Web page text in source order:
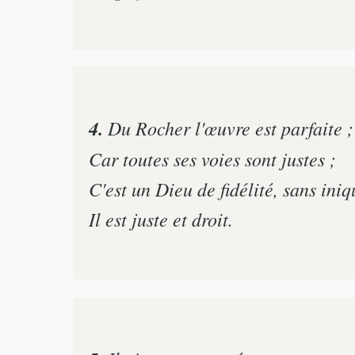
4. Du Rocher l'œuvre est parfaite ;
Car toutes ses voies sont justes ;
C'est un Dieu de fidélité, sans
Il est juste et droit.